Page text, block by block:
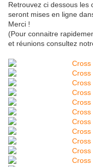
Retrouvez ci dessous les
seront mises en ligne
Merci !
(Pour connaitre
et réunions consultez